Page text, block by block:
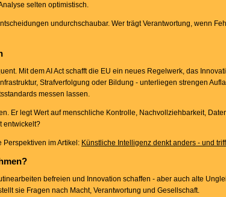
selten optimistisch.
undurchschaubar. Wer trägt Verantwortung, wenn
Mit dem AI Act schafft die EU ein neues Regelwerk, das
Strafverfolgung oder Bildung - unterliegen strengen
messen lassen.
Er legt Wert auf menschliche Kontrolle, Nachvollziehbarkeit,
entwickelt?
Perspektiven im Artikel: Künstliche Intelligenz denkt anders - und
befreien und Innovation schaffen - aber auch alte
sie Fragen nach Macht, Verantwortung und Gesellschaft.